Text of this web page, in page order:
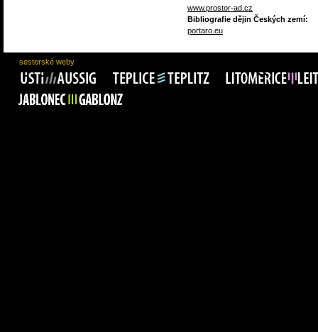
www.prostor-ad.cz
Bibliografie dějin Českých zemí:
portaro.eu
sesterské weby